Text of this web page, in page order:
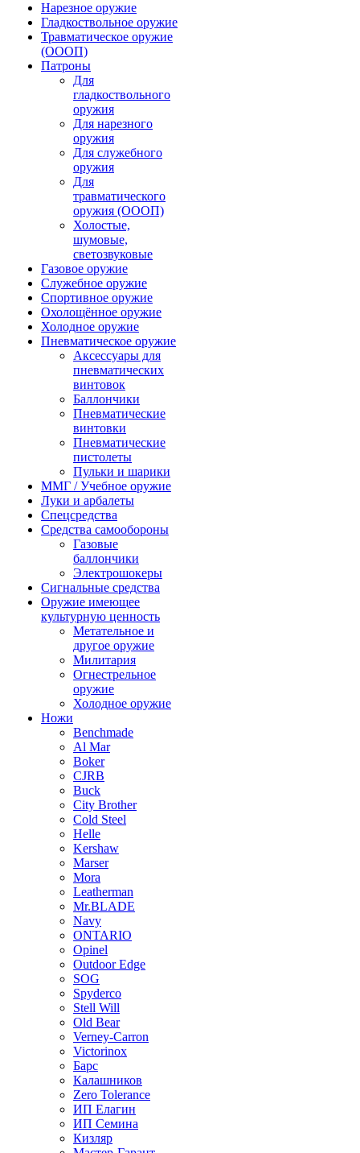
Нарезное оружие
Гладкоствольное оружие
Травматическое оружие
(ОООП)
Патроны
Для
гладкоствольного
оружия
Для нарезного
оружия
Для служебного
оружия
Для
травматического
оружия (ОООП)
Холостые,
шумовые,
светозвуковые
Газовое оружие
Служебное оружие
Спортивное оружие
Охолощённое оружие
Холодное оружие
Пневматическое оружие
Аксессуары для
пневматических
винтовок
Баллончики
Пневматические
винтовки
Пневматические
пистолеты
Пульки и шарики
ММГ / Учебное оружие
Луки и арбалеты
Спецсредства
Средства самообороны
Газовые
баллончики
Электрошокеры
Сигнальные средства
Оружие имеющее
культурную ценность
Метательное и
другое оружие
Милитария
Огнестрельное
оружие
Холодное оружие
Ножи
Benchmade
Al Mar
Boker
CJRB
Buck
City Brother
Cold Steel
Helle
Kershaw
Marser
Mora
Leatherman
Mr.BLADE
Navy
ONTARIO
Opinel
Outdoor Edge
SOG
Spyderco
Stell Will
Old Bear
Verney-Carron
Victorinox
Барс
Калашников
Zero Tolerance
ИП Елагин
ИП Семина
Кизляр